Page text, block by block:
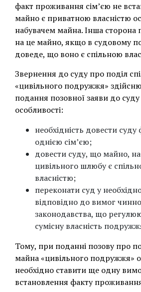
факт проживання сім’єю не
майно є приватною власністю
набувачем майна. Інша сторона
на це майно, якщо в судовому
доведе, що воно є спільною
Звернення до суду про поділ
«цивільного подружжя»
подання позовної заяви до суду
особливості:
необхідність довести
однією сім’єю;
довести суду, що майно,
цивільного шлюбу є
власністю;
переконати суд у
відповідно до вимог
законодавства, що
сумісну власність
Тому, при поданні позову про
майна «цивільного подружжя»
необхідно ставити ще одну
встановлення факту